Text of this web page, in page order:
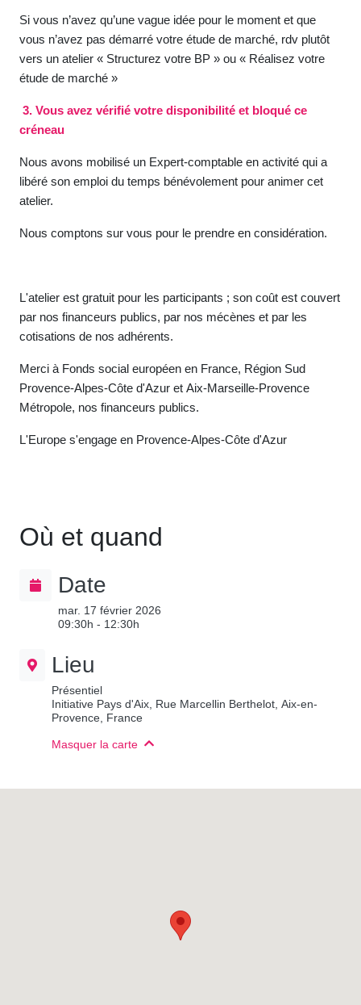
Si vous n’avez qu’une vague idée pour le moment et que
vous n’avez pas démarré votre étude de marché, rdv plutôt
vers un atelier « Structurez votre BP » ou « Réalisez votre
étude de marché »
3. Vous avez vérifié votre disponibilité et bloqué ce
créneau
Nous avons mobilisé un Expert-comptable en activité qui a
libéré son emploi du temps bénévolement pour animer cet
atelier.
Nous comptons sur vous pour le prendre en considération.
L'atelier est gratuit pour les participants ; son coût est couvert
par nos financeurs publics, par nos mécènes et par les
cotisations de nos adhérents.
Merci à Fonds social européen en France, Région Sud
Provence-Alpes-Côte d'Azur et Aix-Marseille-Provence
Métropole, nos financeurs publics.
L'Europe s'engage en Provence-Alpes-Côte d'Azur
Où et quand
Date
mar. 17 février 2026
09:30h - 12:30h
Lieu
Présentiel
Initiative Pays d'Aix, Rue Marcellin Berthelot, Aix-en-
Provence, France
Masquer la carte